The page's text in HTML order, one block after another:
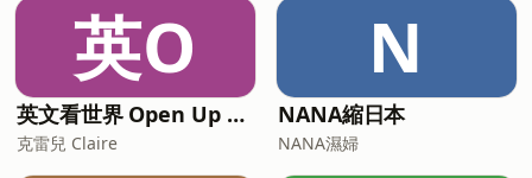
provided by SoundOn
英O
英文看世界 Open Up English with Claire
克雷兒 Claire
N
NANA縮日本
NANA濕婦